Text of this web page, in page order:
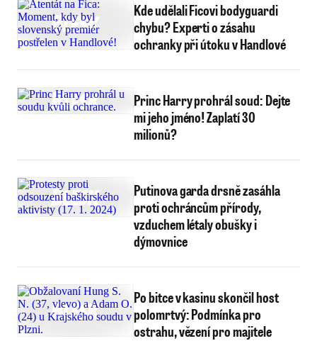
Kde udělali Ficovi bodyguardi
chybu? Experti o zásahu
ochranky při útoku v Handlové
Princ Harry prohrál soud: Dejte
mi jeho jméno! Zaplatí 30
milionů?
Putinova garda drsně zasáhla
proti ochráncům přírody,
vzduchem létaly obušky i
dýmovnice
Po bitce v kasinu skončil host
polomrtvý: Podmínka pro
ostrahu, vězení pro majitele